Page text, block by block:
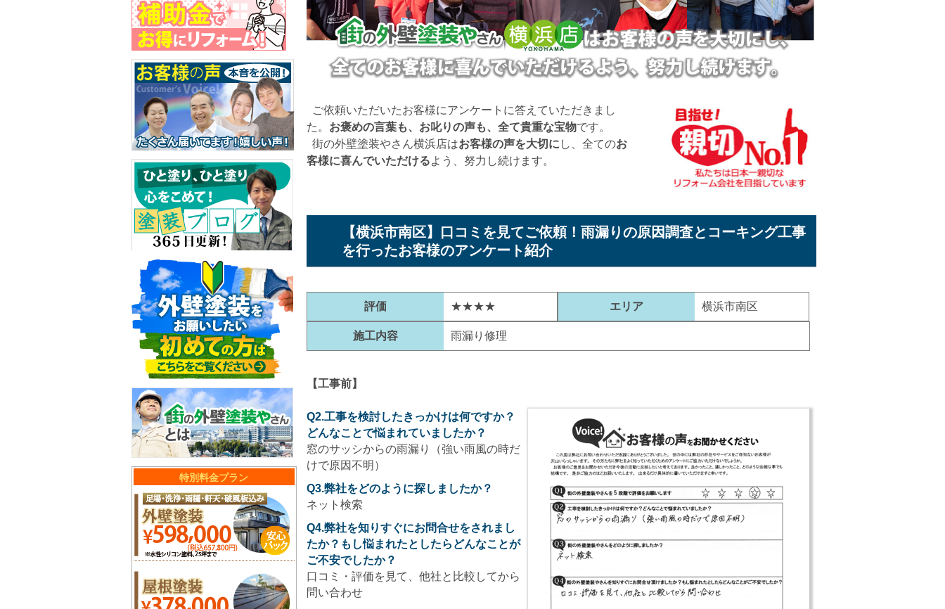
特別料金プラン
ご依頼いただいたお客様にアンケートに答えていただきまし
た。 お褒めの言葉も、お叱りの声も、全て貴重な宝物です。
街の外壁塗装やさん横浜店はお客様の声を大切に し、全てのお
客様に喜んでいただけるよう、努力し続けます。
【横浜市南区】口コミを見てご依頼！雨漏りの原因調査とコーキング工事
を行ったお客様のアンケート紹介
評価 ★★★★ エリア 横浜市南区
施工内容 雨漏り修理
【工事前】
Q2.工事を検討したきっかけは何ですか？
どんなことで悩まれていましたか？
窓のサッシからの雨漏り（強い雨風の時だ
けで原因不明）
Q3.弊社をどのように探しましたか？
ネット検索
Q4.弊社を知りすぐにお問合せをされまし
たか？もし悩まれたとしたらどんなことが
ご不安でしたか？
口コミ・評価を見て、他社と比較してから
問い合わせ